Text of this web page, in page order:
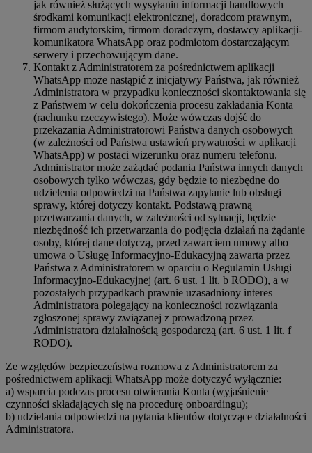
jak również służących wysyłaniu informacji handlowych
środkami komunikacji elektronicznej, doradcom prawnym,
firmom audytorskim, firmom doradczym, dostawcy aplikacji-
komunikatora WhatsApp oraz podmiotom dostarczającym
serwery i przechowującym dane.
Kontakt z Administratorem za pośrednictwem aplikacji
WhatsApp może nastąpić z inicjatywy Państwa, jak również
Administratora w przypadku konieczności skontaktowania się
z Państwem w celu dokończenia procesu zakładania Konta
(rachunku rzeczywistego). Może wówczas dojść do
przekazania Administratorowi Państwa danych osobowych
(w zależności od Państwa ustawień prywatności w aplikacji
WhatsApp) w postaci wizerunku oraz numeru telefonu.
Administrator może zażądać podania Państwa innych danych
osobowych tylko wówczas, gdy będzie to niezbędne do
udzielenia odpowiedzi na Państwa zapytanie lub obsługi
sprawy, której dotyczy kontakt. Podstawą prawną
przetwarzania danych, w zależności od sytuacji, będzie
niezbędność ich przetwarzania do podjęcia działań na żądanie
osoby, której dane dotyczą, przed zawarciem umowy albo
umowa o Usługę Informacyjno-Edukacyjną zawarta przez
Państwa z Administratorem w oparciu o Regulamin Usługi
Informacyjno-Edukacyjnej (art. 6 ust. 1 lit. b RODO), a w
pozostałych przypadkach prawnie uzasadniony interes
Administratora polegający na konieczności rozwiązania
zgłoszonej sprawy związanej z prowadzoną przez
Administratora działalnością gospodarczą (art. 6 ust. 1 lit. f
RODO).
Ze względów bezpieczeństwa rozmowa z Administratorem za
pośrednictwem aplikacji WhatsApp może dotyczyć wyłącznie:
a) wsparcia podczas procesu otwierania Konta (wyjaśnienie
czynności składających się na procedurę onboardingu);
b) udzielania odpowiedzi na pytania klientów dotyczące działalności
Administratora.